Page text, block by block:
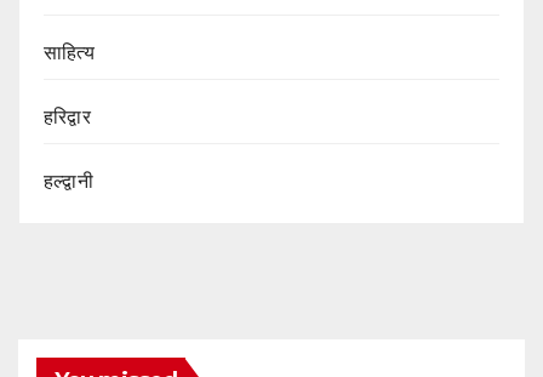
साहित्य
हरिद्वार
हल्द्वानी